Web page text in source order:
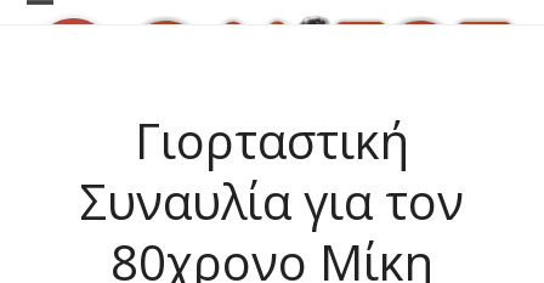
Skip
Open
Close
Γιορταστική
Συναυλία για τον
80χρονο Μίκη